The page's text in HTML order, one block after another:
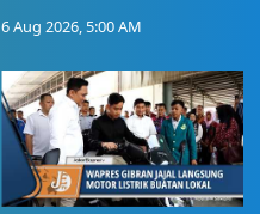
6 Aug 2026, 5:00 AM